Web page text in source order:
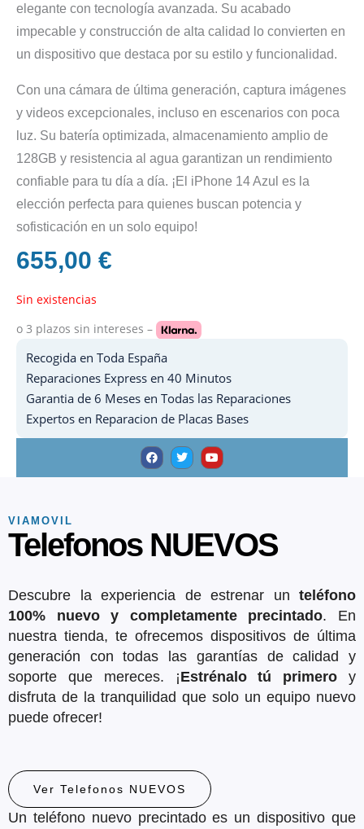
elegante con tecnología avanzada. Su acabado
impecable y construcción de alta calidad lo convierten en
un dispositivo que destaca por su estilo y funcionalidad.
Con una cámara de última generación, captura imágenes
y videos excepcionales, incluso en escenarios con poca
luz. Su batería optimizada, almacenamiento amplio de
128GB y resistencia al agua garantizan un rendimiento
confiable para tu día a día. ¡El iPhone 14 Azul es la
elección perfecta para quienes buscan potencia y
sofisticación en un solo equipo!
655,00 €
Sin existencias
o 3 plazos sin intereses –
Recogida en Toda España
Reparaciones Express en 40 Minutos
Garantia de 6 Meses en Todas las Reparaciones
Expertos en Reparacion de Placas Bases
F
a
c
e
T
w
i
t
Y
o
u
t
VIAMOVIL
Telefonos NUEVOS
Descubre la experiencia de estrenar un teléfono
100% nuevo y completamente precintado. En
nuestra tienda, te ofrecemos dispositivos de última
generación con todas las garantías de calidad y
soporte que mereces. ¡Estrénalo tú primero y
disfruta de la tranquilidad que solo un equipo nuevo
puede ofrecer!
Ver Telefonos NUEVOS
Un teléfono nuevo precintado es un dispositivo que